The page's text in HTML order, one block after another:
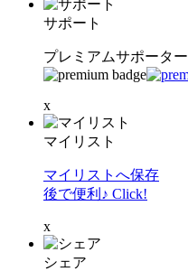
サポート
プレミアムサポーター
x
マイリスト
マイリストへ保存
後で便利♪ Click!
x
シェア